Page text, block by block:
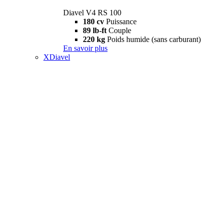
Diavel V4 RS 100
180 cv Puissance
89 lb-ft Couple
220 kg Poids humide (sans carburant)
En savoir plus
XDiavel